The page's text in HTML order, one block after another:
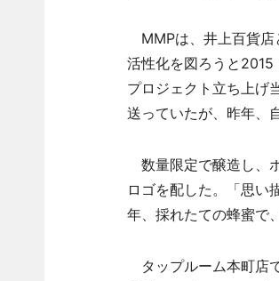
MMPは、井上百貨店
活性化を図ろうと2015
プロジェクト立ち上げ
送っていたが、昨年、
数量限定で醸造し、
ロゴを配した。「思い
年、採れたての蜂蜜で
タップルーム本町店